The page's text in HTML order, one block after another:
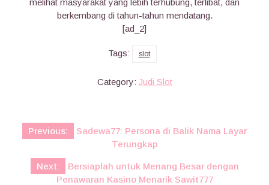
berkembang di tahun-tahun mendatang.
[ad_2]
Tags: slot
Category: Judi Slot
Post
navigation
Previous:
Sadewa77: Persona di Balik Nama Layar
Terungkap
Next:
Bersiaplah untuk Menang Besar dengan
Penawaran Kasino Menarik Sawit777